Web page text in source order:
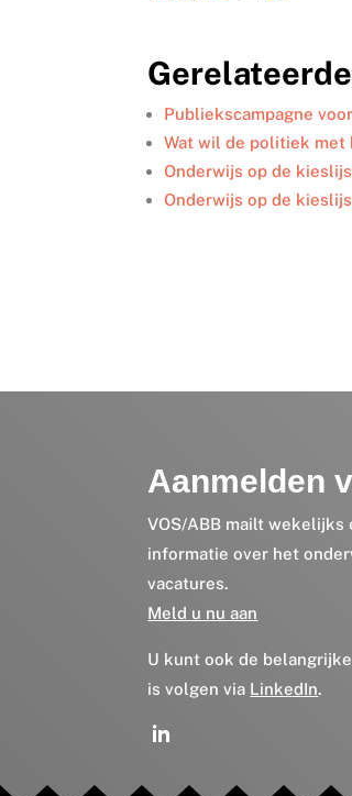
e
d
I
n
b
o
o
k
t
e
r
l
n
Publiekscampagne
Wat wil de politiek met
Onderwijs op de
Onderwijs op de
Aanmelden
VOS/ABB mailt
informatie over het
vacatures.
Meld u nu aan
U kunt ook de
is volgen via LinkedIn.